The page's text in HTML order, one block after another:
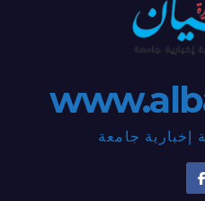
إخبارية جامعة